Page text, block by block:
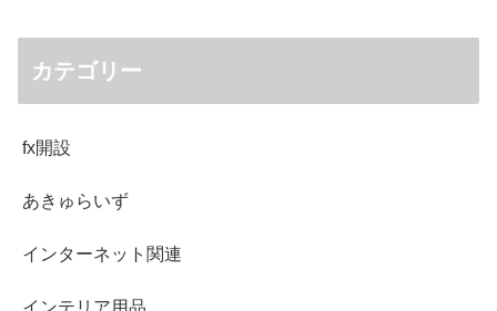
カテゴリー
fx開設
あきゅらいず
インターネット関連
インテリア用品